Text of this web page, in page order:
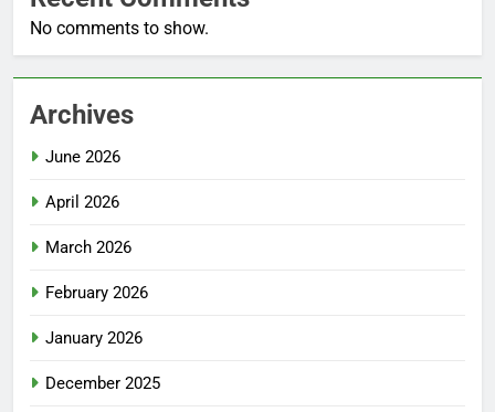
No comments to show.
Archives
June 2026
April 2026
March 2026
February 2026
January 2026
December 2025